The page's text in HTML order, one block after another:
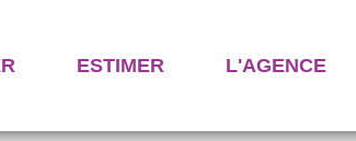
ESTIMER L'AGENCE